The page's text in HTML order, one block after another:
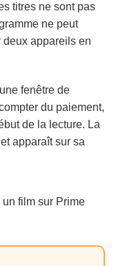
titres ne sont pas
ne peut
appareils en
fenêtre de
du paiement,
de la lecture. La
apparaît sur sa
film sur Prime